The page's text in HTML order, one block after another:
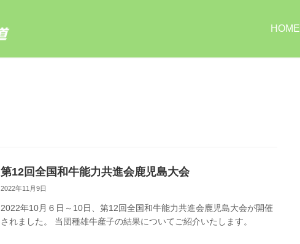
HOME
第12回全国和牛能力共進会鹿児島大会
2022年11月9日
2022年10月６日～10日、第12回全国和牛能力共進会鹿児島大会が開催
されました。 当団種雄牛産子の結果についてご紹介いたします。